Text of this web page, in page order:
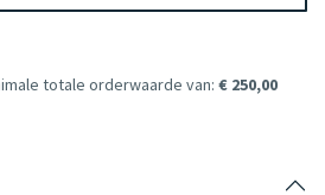
totale orderwaarde van: € 250,00